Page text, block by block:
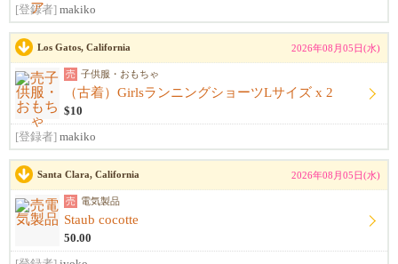
[登録者] makiko
Los Gatos, California 2026年08月05日(水)
売 子供服・おもちゃ
（古着）GirlsランニングショーツLサイズ x 2
$10
[登録者] makiko
Santa Clara, California 2026年08月05日(水)
売 電気製品
Staub cocotte
50.00